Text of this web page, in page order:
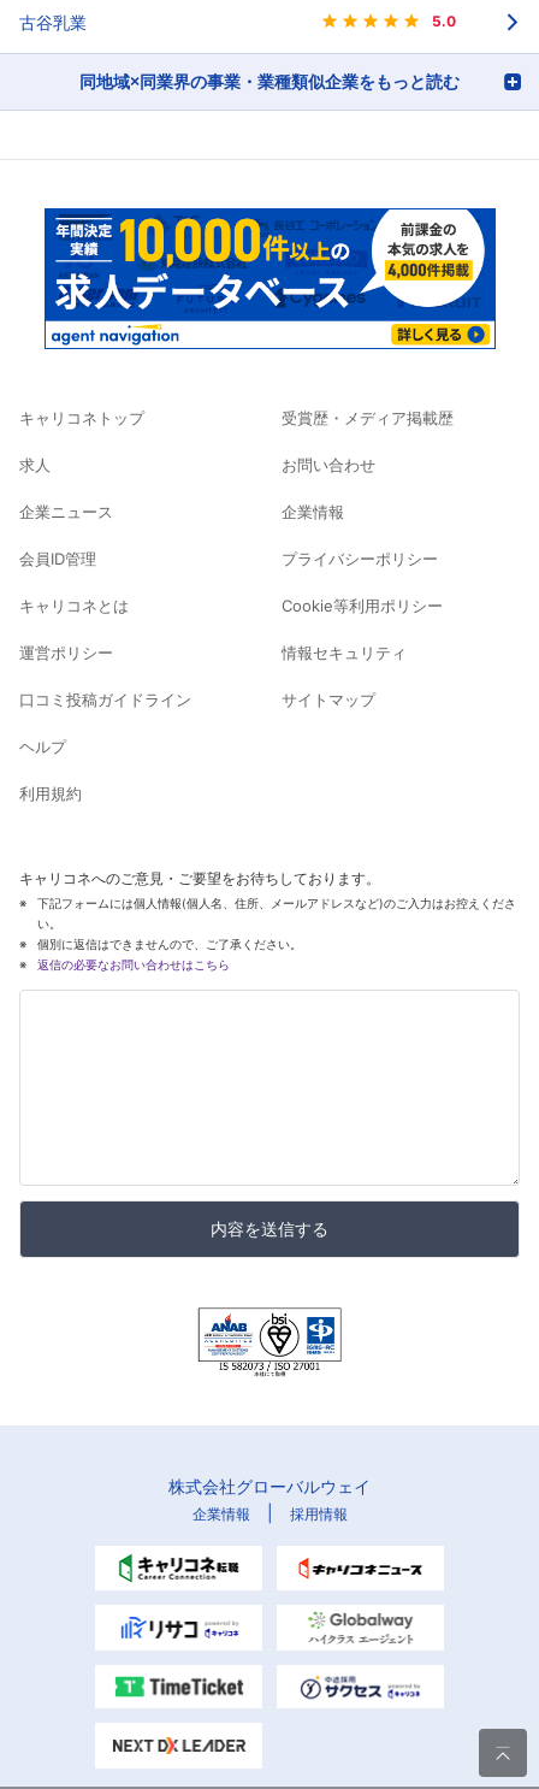
古谷乳業 5.0
同地域×同業界の事業・業種類似企業をもっと読む
キャリコネトップ
求人
企業ニュース
会員ID管理
キャリコネとは
運営ポリシー
口コミ投稿ガイドライン
ヘルプ
利用規約
受賞歴・メディア掲載歴
お問い合わせ
企業情報
プライバシーポリシー
Cookie等利用ポリシー
情報セキュリティ
サイトマップ
キャリコネへのご意見・ご要望をお待ちしております。
下記フォームには個人情報(個人名、住所、メールアドレスなど)のご入力はお控えくださ
い。
個別に返信はできませんので、ご了承ください。
返信の必要なお問い合わせはこちら
内容を送信する
株式会社グローバルウェイ
企業情報 採用情報
